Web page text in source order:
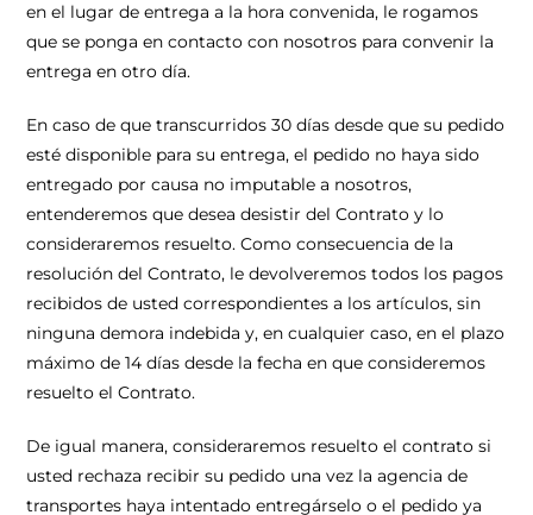
en el lugar de entrega a la hora convenida, le rogamos
que se ponga en contacto con nosotros para convenir la
entrega en otro día.
En caso de que transcurridos 30 días desde que su pedido
esté disponible para su entrega, el pedido no haya sido
entregado por causa no imputable a nosotros,
entenderemos que desea desistir del Contrato y lo
consideraremos resuelto. Como consecuencia de la
resolución del Contrato, le devolveremos todos los pagos
recibidos de usted correspondientes a los artículos, sin
ninguna demora indebida y, en cualquier caso, en el plazo
máximo de 14 días desde la fecha en que consideremos
resuelto el Contrato.
De igual manera, consideraremos resuelto el contrato si
usted rechaza recibir su pedido una vez la agencia de
transportes haya intentado entregárselo o el pedido ya